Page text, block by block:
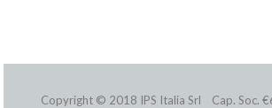
Copyright © 2018 IPS Italia Srl Cap. Soc.